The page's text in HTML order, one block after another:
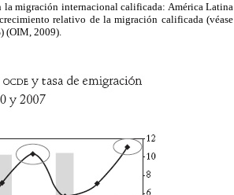
la migración internacional calificada: América Latina
relativo de la migración calificada (véase
(OIM, 2009).